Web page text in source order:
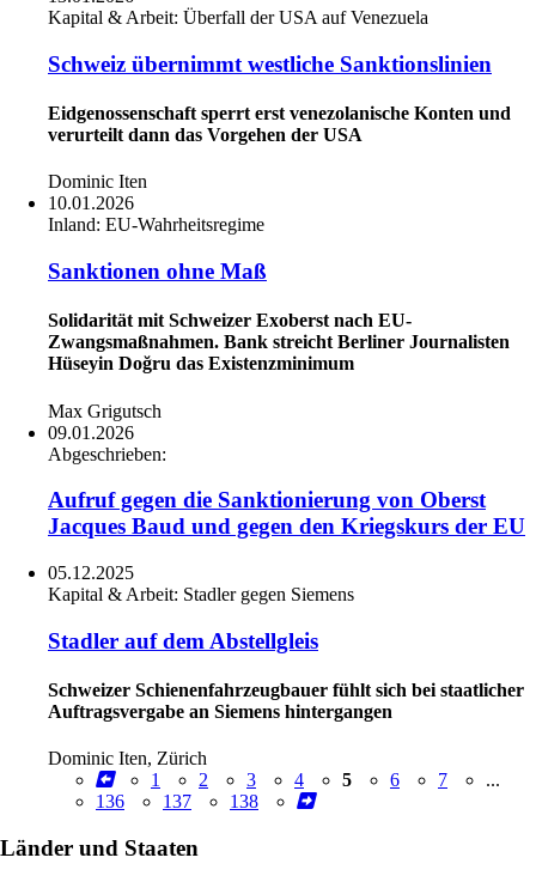
Kapital & Arbeit: Überfall der USA auf Venezuela
Schweiz übernimmt westliche Sanktionslinien
Eidgenossenschaft sperrt erst venezolanische Konten und
verurteilt dann das Vorgehen der USA
Dominic Iten
10.01.2026
Inland: EU-Wahrheitsregime
Sanktionen ohne Maß
Solidarität mit Schweizer Exoberst nach EU-
Zwangsmaßnahmen. Bank streicht Berliner Journalisten
Hüseyin Doğru das Existenzminimum
Max Grigutsch
09.01.2026
Abgeschrieben:
Aufruf gegen die Sanktionierung von Oberst
Jacques Baud und gegen den Kriegskurs der EU
05.12.2025
Kapital & Arbeit: Stadler gegen Siemens
Stadler auf dem Abstellgleis
Schweizer Schienenfahrzeugbauer fühlt sich bei staatlicher
Auftragsvergabe an Siemens hintergangen
Dominic Iten, Zürich
1
2 3 4 5 6 7
...
136
137 138
Länder und Staaten